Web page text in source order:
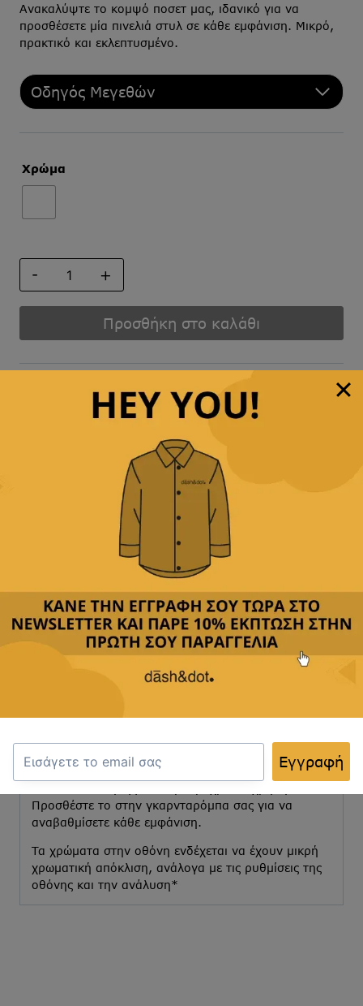
Ανακαλύψτε το κομψό ποσετ μας, ιδανικό για να
προσθέσετε μία πινελιά στυλ σε κάθε εμφάνιση. Μικρό,
πρακτικό και εκλεπτυσμένο.
Οδηγός Μεγεθών
Χρώμα
ποσότητα
Προσθήκη στο καλάθι
Άμεση αποστολή& γρήγορη παράδοση
Παρέχουμε
δωρεάν μεταφορικά με αγορές άνω των
όλες τις πιστωτικές
Περιγραφή
Κριτικές(0)
Αποστολή & Επιστροφές
κομψότητα. Με μοντέρνο σχέδιο και εξαιρετική
καθημερινές περιστάσεις. Το μικρό του μέγεθος το
καθιστά ευέλικτο και πρακτικό, ενώ η λεπτομερής
Προσθέστε το στην γκαρνταρόμπα σας για να
αναβαθμίσετε κάθε εμφάνιση.
Τα χρώματα στην οθόνη ενδέχεται να έχουν μικρή
χρωματική απόκλιση, ανάλογα με τις ρυθμίσεις της
οθόνης και την ανάλυση*
Εγγραφή